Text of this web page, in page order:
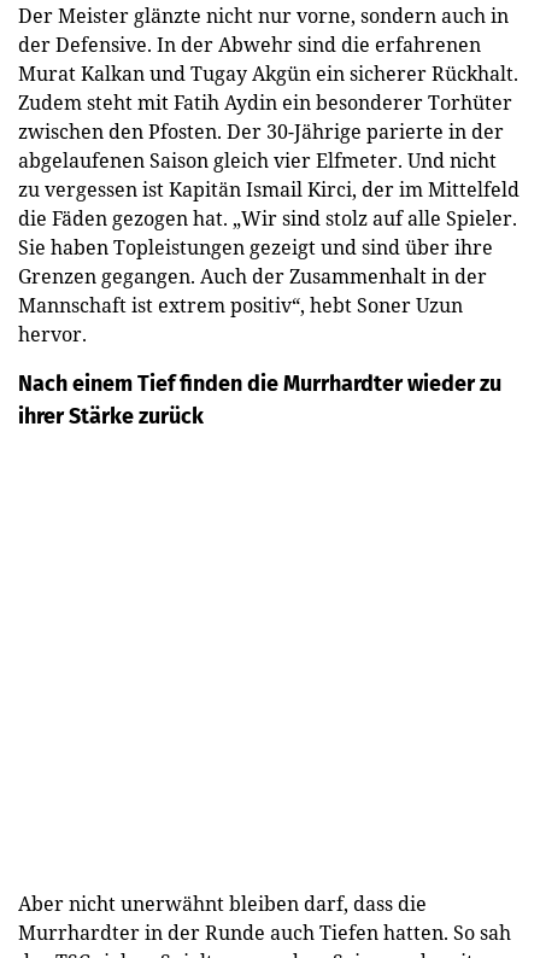
Der Meister glänzte nicht nur vorne, sondern auch in
der Defensive. In der Abwehr sind die erfahrenen
Murat Kalkan und Tugay Akgün ein sicherer Rückhalt.
Zudem steht mit Fatih Aydin ein besonderer Torhüter
zwischen den Pfosten. Der 30-Jährige parierte in der
abgelaufenen Saison gleich vier Elfmeter. Und nicht
zu vergessen ist Kapitän Ismail Kirci, der im Mittelfeld
die Fäden gezogen hat. „Wir sind stolz auf alle Spieler.
Sie haben Topleistungen gezeigt und sind über ihre
Grenzen gegangen. Auch der Zusammenhalt in der
Mannschaft ist extrem positiv“, hebt Soner Uzun
hervor.
Nach einem Tief finden die Murrhardter wieder zu
ihrer Stärke zurück
Aber nicht unerwähnt bleiben darf, dass die
Murrhardter in der Runde auch Tiefen hatten. So sah